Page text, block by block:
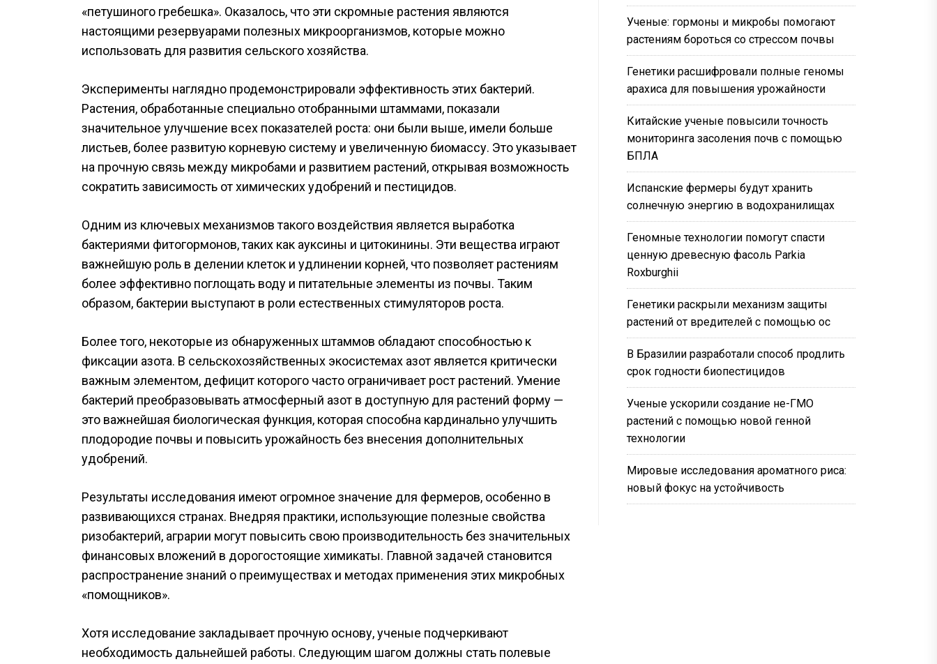
«петушиного гребешка». Оказалось, что эти скромные растения являются
настоящими резервуарами полезных микроорганизмов, которые можно
использовать для развития сельского хозяйства.
Эксперименты наглядно продемонстрировали эффективность этих бактерий.
Растения, обработанные специально отобранными штаммами, показали
значительное улучшение всех показателей роста: они были выше, имели больше
листьев, более развитую корневую систему и увеличенную биомассу. Это указывает
на прочную связь между микробами и развитием растений, открывая возможность
сократить зависимость от химических удобрений и пестицидов.
Одним из ключевых механизмов такого воздействия является выработка
бактериями фитогормонов, таких как ауксины и цитокинины. Эти вещества играют
важнейшую роль в делении клеток и удлинении корней, что позволяет растениям
более эффективно поглощать воду и питательные элементы из почвы. Таким
образом, бактерии выступают в роли естественных стимуляторов роста.
Более того, некоторые из обнаруженных штаммов обладают способностью к
фиксации азота. В сельскохозяйственных экосистемах азот является критически
важным элементом, дефицит которого часто ограничивает рост растений. Умение
бактерий преобразовывать атмосферный азот в доступную для растений форму —
это важнейшая биологическая функция, которая способна кардинально улучшить
плодородие почвы и повысить урожайность без внесения дополнительных
удобрений.
Результаты исследования имеют огромное значение для фермеров, особенно в
развивающихся странах. Внедряя практики, использующие полезные свойства
ризобактерий, аграрии могут повысить свою производительность без значительных
финансовых вложений в дорогостоящие химикаты. Главной задачей становится
распространение знаний о преимуществах и методах применения этих микробных
«помощников».
Хотя исследование закладывает прочную основу, ученые подчеркивают
необходимость дальнейшей работы. Следующим шагом должны стать полевые
Ученые: гормоны и микробы помогают
растениям бороться со стрессом почвы
Генетики расшифровали полные геномы
арахиса для повышения урожайности
Китайские ученые повысили точность
мониторинга засоления почв с помощью
БПЛА
Испанские фермеры будут хранить
солнечную энергию в водохранилищах
Геномные технологии помогут спасти
ценную древесную фасоль Parkia
Roxburghii
Генетики раскрыли механизм защиты
растений от вредителей с помощью ос
В Бразилии разработали способ продлить
срок годности биопестицидов
Ученые ускорили создание не-ГМО
растений с помощью новой генной
технологии
Мировые исследования ароматного риса:
новый фокус на устойчивость